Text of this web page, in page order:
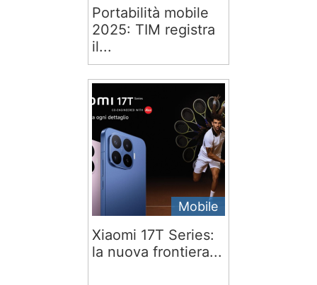
Portabilità mobile
2025: TIM registra
il...
Mobile
Xiaomi 17T Series:
la nuova frontiera...